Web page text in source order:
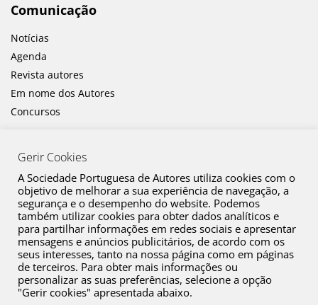
Comunicação
Notícias
Agenda
Revista autores
Em nome dos Autores
Concursos
Canal de Denúncia
Plano de Prevenção de Riscos de Corrupção e Infrações Conexas
Política de Privacidade
Política de Cookies
Gerir Cookies
A Sociedade Portuguesa de Autores utiliza cookies com o
objetivo de melhorar a sua experiência de navegação, a
segurança e o desempenho do website. Podemos
também utilizar cookies para obter dados analíticos e
para partilhar informações em redes sociais e apresentar
mensagens e anúncios publicitários, de acordo com os
seus interesses, tanto na nossa página como em páginas
de terceiros. Para obter mais informações ou
personalizar as suas preferências, selecione a opção
"Gerir cookies" apresentada abaixo.